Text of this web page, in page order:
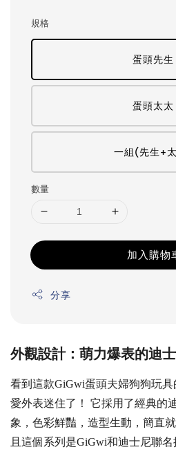
規格
蛋頭先生
蛋頭太太
一組(先生+
數量
加入購物
分享
外觀設計：萌力爆表的迪
看到這款GiGwi蛋頭夫婦狗狗玩
愛外表迷住了！ 它採用了經典的
象，色彩鮮豔，造型生動，簡直
且這個系列是GiGwi和迪士尼聯